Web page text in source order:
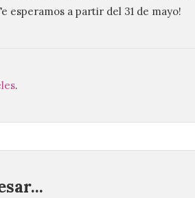
esperamos a partir del 31 de mayo!
.